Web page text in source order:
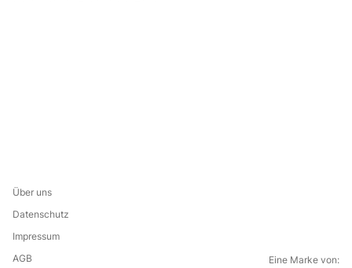
Über uns
Datenschutz
Impressum
AGB
Eine Marke von: